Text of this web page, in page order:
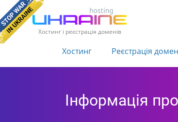
Хостинг і реєстрація доменів
Хостинг Реєстрація
Інформація